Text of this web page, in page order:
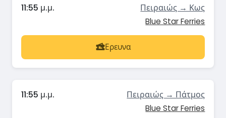
11:55 μ.μ. Πειραιώς → Κως
Blue Star Ferries
Ερευνα
11:55 μ.μ. Πειραιώς → Πάτμος
Blue Star Ferries